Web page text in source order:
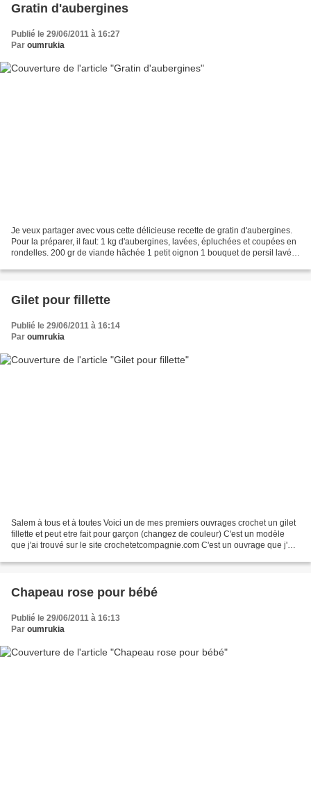
Gratin d'aubergines
Publié le 29/06/2011 à 16:27
Par oumrukia
Je veux partager avec vous cette délicieuse recette de gratin d'aubergines.
Pour la préparer, il faut: 1 kg d'aubergines, lavées, épluchées et coupées en
rondelles. 200 gr de viande hâchée 1 petit oignon 1 bouquet de persil lavé
Gilet pour fillette
Publié le 29/06/2011 à 16:14
Par oumrukia
Salem à tous et à toutes Voici un de mes premiers ouvrages crochet un gilet
fillette et peut etre fait pour garçon (changez de couleur) C'est un modèle
que j'ai trouvé sur le site crochetetcompagnie.com C'est un ouvrage que j'ai
Chapeau rose pour bébé
Publié le 29/06/2011 à 16:13
Par oumrukia